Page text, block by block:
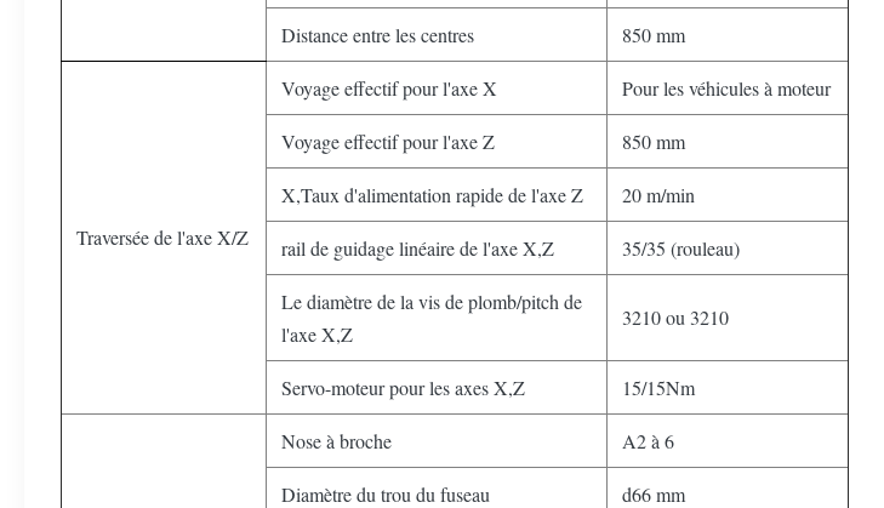
Distance entre les centres 850 mm
Traversée de l'axe X/Z
Voyage effectif pour l'axe X Pour les véhicules à moteur
Voyage effectif pour l'axe Z 850 mm
X,Taux d'alimentation rapide de l'axe Z 20 m/min
rail de guidage linéaire de l'axe X,Z 35/35 (rouleau)
Le diamètre de la vis de plomb/pitch de
l'axe X,Z
3210 ou 3210
Servo-moteur pour les axes X,Z 15/15Nm
Nose à broche A2 à 6
Diamètre du trou du fuseau d66 mm